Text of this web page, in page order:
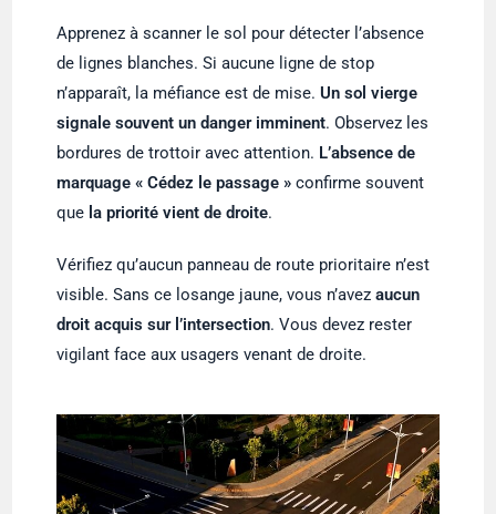
Apprenez à scanner le sol pour détecter l’absence
de lignes blanches. Si aucune ligne de stop
n’apparaît, la méfiance est de mise.Un sol vierge
signale souvent un danger imminent. Observez les
bordures de trottoir avec attention. L’absence de
marquage « Cédez le passage » confirme souvent
que la priorité vient de droite.
Vérifiez qu’aucun panneau de route prioritaire n’est
visible. Sans ce losange jaune, vous n’avezaucun
droit acquis sur l’intersection. Vous devez rester
vigilant face aux usagers venant de droite.